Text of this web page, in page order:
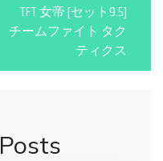
TFT 女帝 [セット9.5]
チームファイト タク
ティクス